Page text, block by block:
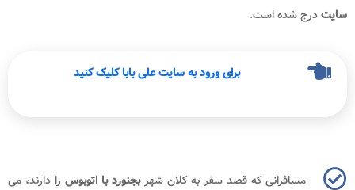
سایتدرج شده است.
برای ورود به سایت علی بابا کلیک کنید
مسافرانی که قصد سفر به کلان شهربجنورد با اتوبوس را دارند، می